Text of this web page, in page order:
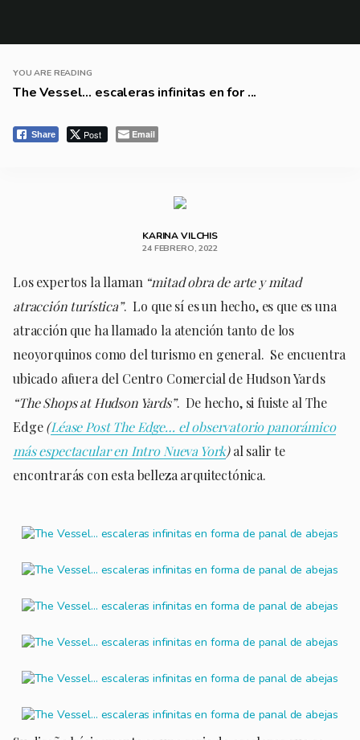
YOU ARE READING
The Vessel… escaleras infinitas en for ...
Share Post Email
KARINA VILCHIS
24 FEBRERO, 2022
Los expertos la llaman “mitad obra de arte y mitad
atracción turística”. Lo que sí es un hecho, es que es una
atracción que ha llamado la atención tanto de los
neoyorquinos como del turismo en general. Se encuentra
ubicado afuera del Centro Comercial de Hudson Yards
“The Shops at Hudson Yards”. De hecho, si fuiste al The
Edge(Léase Post The Edge… el observatorio panorámico
más espectacular en Intro Nueva York)al salir te
encontrarás con esta belleza arquitectónica.